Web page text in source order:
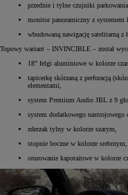
przednie i tylne czujniki parkowania,
monitor panoramiczny z systemem
wbudowaną nawigację satelitarną z
Topowy wariant – INVINCIBLE – został
18" felgi aluminiowe w kolorze
tapicerkę skórzaną z perforacją
elementami,
system Premium Audio JBL z 9
system dodatkowego
zderzak tylny w kolorze szarym,
stopnie boczne w kolorze srebrnym,
orurowanie kapotażowe w kolorze